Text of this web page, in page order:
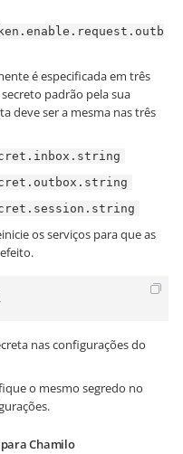
é especificada em três
padrão pela sua
deve ser a mesma nas três
os serviços para que as
nas configurações do
o mesmo segredo no
para Chamilo